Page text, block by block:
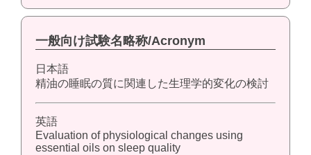
一般向け試験名略称/Acronym
日本語
精油の睡眠の質に関連した生理学的変化の検討
英語
Evaluation of physiological changes using
essential oils on sleep quality